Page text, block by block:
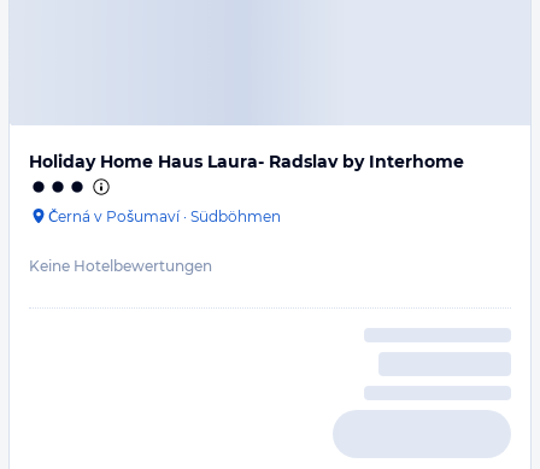
Holiday Home Haus Laura- Radslav by Interhome
Černá v Pošumaví· Südböhmen
Keine Hotelbewertungen